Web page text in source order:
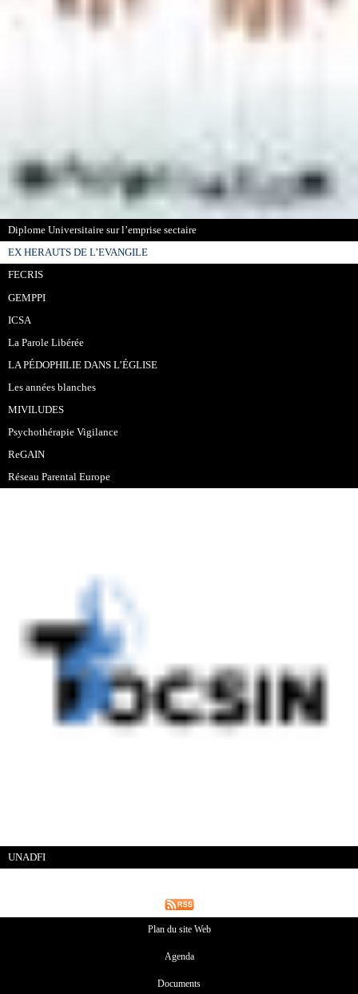
Diplome Universitaire sur l’emprise sectaire
EX HERAUTS DE L’EVANGILE
FECRIS
GEMPPI
ICSA
La Parole Libérée
LA PÉDOPHILIE DANS L’ÉGLISE
Les années blanches
MIVILUDES
Psychothérapie Vigilance
ReGAIN
Réseau Parental Europe
UNADFI
Plan du site Web
Agenda
Documents